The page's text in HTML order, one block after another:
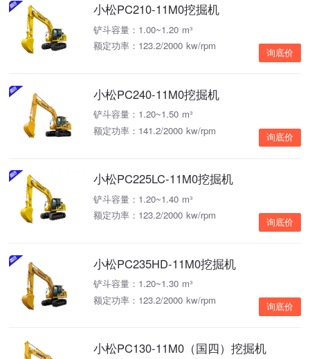
小松PC210-11M0挖掘机
铲斗容量：1.00~1.20 m³
额定功率：123.2/2000 kw/rpm
询底价
小松PC240-11M0挖掘机
铲斗容量：1.20~1.50 m³
额定功率：141.2/2000 kw/rpm
询底价
小松PC225LC-11M0挖掘机
铲斗容量：1.20~1.40 m³
额定功率：123.2/2000 kw/rpm
询底价
小松PC235HD-11M0挖掘机
铲斗容量：1.20~1.30 m³
额定功率：123.2/2000 kw/rpm
询底价
小松PC130-11M0（国四）挖掘机